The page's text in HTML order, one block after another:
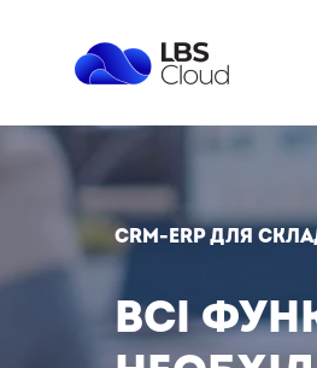
CRM-ERP для
Всі